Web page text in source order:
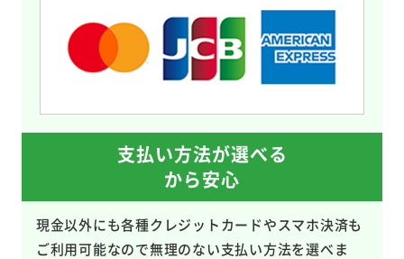
支払い方法が選べる
から安心
現金以外にも各種クレジットカードやスマホ決済も
ご利用可能なので無理のない支払い方法を選べま